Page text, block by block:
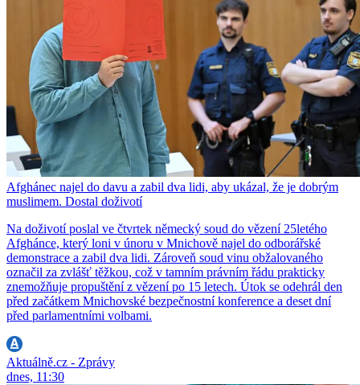
Afghánec najel do davu a zabil dva lidi, aby ukázal, že je dobrým
muslimem. Dostal doživotí
Na doživotí poslal ve čtvrtek německý soud do vězení 25letého
Afghánce, který loni v únoru v Mnichově najel do odborářské
demonstrace a zabil dva lidi. Zároveň soud vinu obžalovaného
označil za zvlášť těžkou, což v tamním právním řádu prakticky
znemožňuje propuštění z vězení po 15 letech. Útok se odehrál den
před začátkem Mnichovské bezpečnostní konference a deset dní
před parlamentními volbami.
Aktuálně.cz - Zprávy
dnes, 11:30